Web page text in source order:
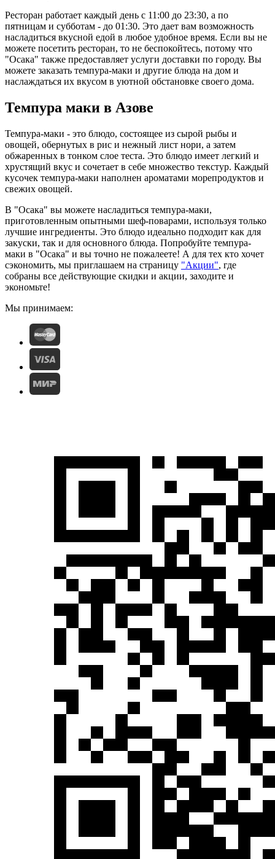
Ресторан работает каждый день с 11:00 до 23:30, а по
пятницам и субботам - до 01:30. Это дает вам возможность
насладиться вкусной едой в любое удобное время. Если вы не
можете посетить ресторан, то не беспокойтесь, потому что
"Осака" также предоставляет услуги доставки по городу. Вы
можете заказать темпура-маки и другие блюда на дом и
наслаждаться их вкусом в уютной обстановке своего дома.
Темпура маки в Азове
Темпура-маки - это блюдо, состоящее из сырой рыбы и
овощей, обернутых в рис и нежный лист нори, а затем
обжаренных в тонком слое теста. Это блюдо имеет легкий и
хрустящий вкус и сочетает в себе множество текстур. Каждый
кусочек темпура-маки наполнен ароматами морепродуктов и
свежих овощей.
В "Осака" вы можете насладиться темпура-маки,
приготовленным опытными шеф-поварами, используя только
лучшие ингредиенты. Это блюдо идеально подходит как для
закуски, так и для основного блюда. Попробуйте темпура-
маки в "Осака" и вы точно не пожалеете! А для тех кто хочет
сэкономить, мы приглашаем на страницу "Акции", где
собраны все действующие скидки и акции, заходите и
экономьте!
Мы принимаем: